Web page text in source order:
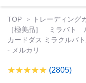
TOP トレーディング
［極美品］ ミラバト
カードダス ミラクルバ
- メルカリ
(2805)